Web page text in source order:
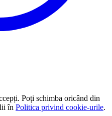
Poți schimba oricând din
în Politica privind cookie-urile.